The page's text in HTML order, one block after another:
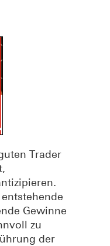
Trader
Gewinne
zu
der